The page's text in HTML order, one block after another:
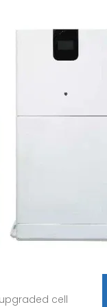
cell